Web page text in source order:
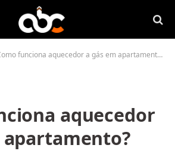
funciona aquecedor a gás em apartamento?
aquecedor
apartamento?